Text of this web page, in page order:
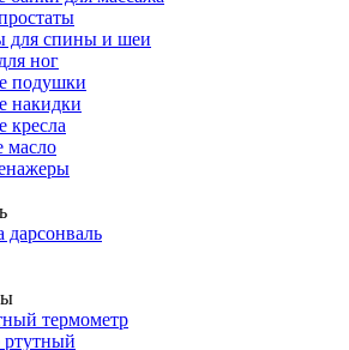
для спины и шеи
ног
подушки
накидки
кресла
масло
дарсонваль
термометр
ртутный